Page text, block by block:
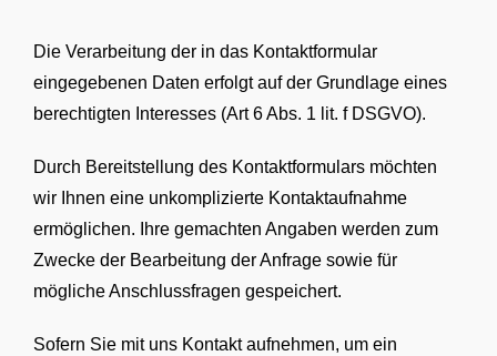
Die Verarbeitung der in das Kontaktformular
eingegebenen Daten erfolgt auf der Grundlage eines
berechtigten Interesses (Art 6 Abs. 1 lit. f DSGVO).
Durch Bereitstellung des Kontaktformulars möchten
wir Ihnen eine unkomplizierte Kontaktaufnahme
ermöglichen. Ihre gemachten Angaben werden zum
Zwecke der Bearbeitung der Anfrage sowie für
mögliche Anschlussfragen gespeichert.
Sofern Sie mit uns Kontakt aufnehmen, um ein